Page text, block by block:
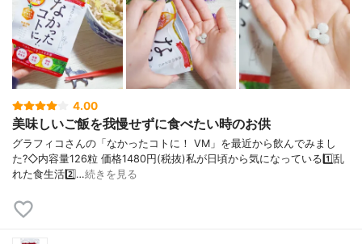
4.00
美味しいご飯を我慢せずに食べたい時のお供
グラフィコさんの「なかったコトに！ VM」を最近から飲んでみまし
た?◇内容量126粒 価格1480円(税抜)私が日頃から気になっている1️⃣乱
れた食生活2️⃣…続きを見る